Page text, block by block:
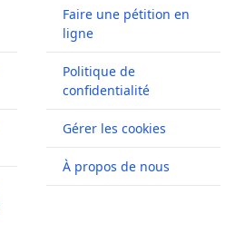
Faire une pétition en
ligne
Politique de
confidentialité
Gérer les cookies
À propos de nous